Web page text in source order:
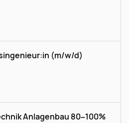
(m/w/d)
Anlagenbau 80–100%